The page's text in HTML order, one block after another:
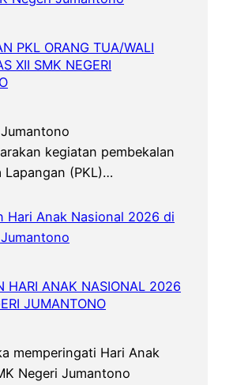
PKL ORANG TUA/WALI
XII SMK NEGERI
kegiatan pembekalan
Lapangan (PKL)…
HARI ANAK NASIONAL 2026
JUMANTONO
memperingati Hari Anak
Negeri Jumantono